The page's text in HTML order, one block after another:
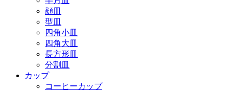
顔皿
型皿
四角小皿
四角大皿
長方形皿
分割皿
カップ
コーヒーカップ